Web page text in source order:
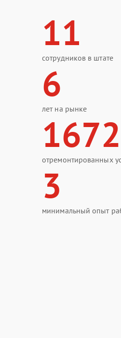
11
сотрудников в штате
6
лет на рынке
1672
отремонтированных
3
минимальный опыт